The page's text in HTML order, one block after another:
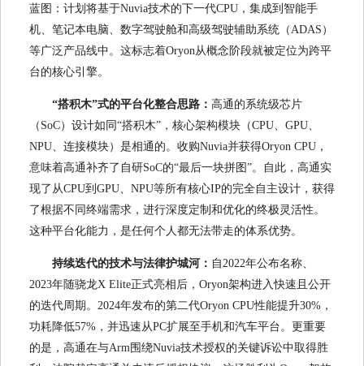
蓝图：计划将基于Nuvia技术的下一代CPU，集成到智能手
机、笔记本电脑、数字驾驶舱和高级驾驶辅助系统（ADAS）
等广泛产品线中。这标志着Oryon从概念阶段就被定位为跨平
台的核心引擎。
“搭积木”式的平台化整合思路： 高通的系统级芯片
（SoC）设计如同“搭积木”，核心架构模块（CPU、GPU、
NPU、连接模块）是相通的。收购Nuvia并获得Oryon CPU，
意味着高通补齐了自研SoC的“最后一块拼图”。自此，高通实
现了从CPU到GPU、NPU等所有核心IP的完全自主设计，获得
了根据不同终端需求，进行深度定制和优化的终极灵活性。
这种平台化能力，是任何个人都无法带走的体系优势。
持续迭代的技术与法律护城河： 自2022年公布名称、
2023年随骁龙X Elite正式亮相后，Oryon架构进入快速且公开
的迭代周期。2024年发布的第二代Oryon CPU性能提升30%，
功耗降低57%，并迅速从PC扩展至手机和汽车平台。更重要
的是，高通在与Arm围绕Nuvia技术授权的关键诉讼中取得胜